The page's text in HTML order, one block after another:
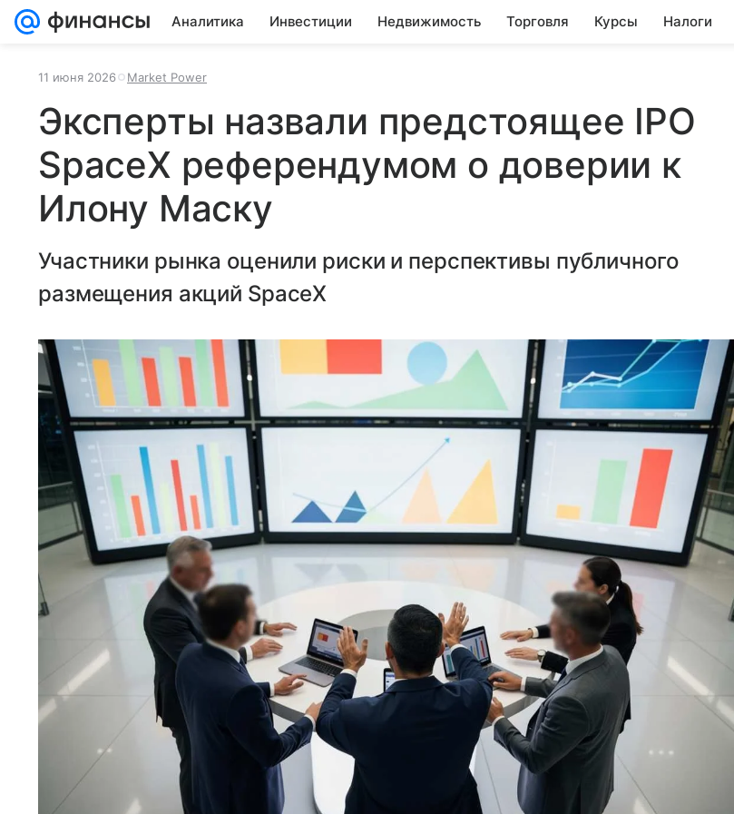
Аналитика Инвестиции Недвижимость Торговля Курсы Налоги
11 июня 2026 Market Power
Эксперты назвали предстоящее IPO
SpaceX референдумом о доверии к
Илону Маску
Участники рынка оценили риски и перспективы публичного
размещения акций SpaceX